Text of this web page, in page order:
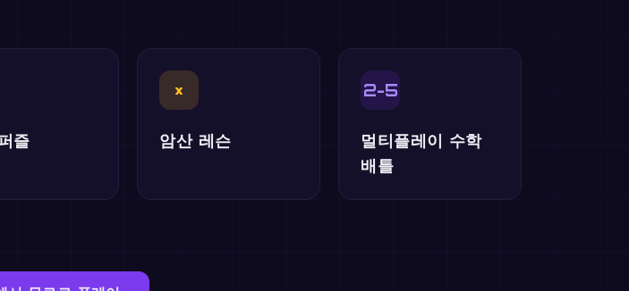
즐
×
암산 레슨
2-5
멀티플레이 수학
배틀